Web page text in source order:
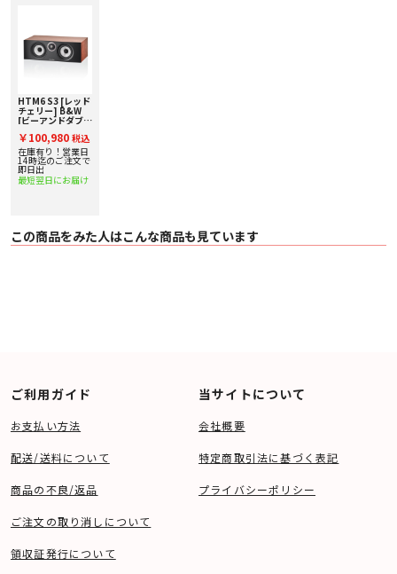
〇 仕上げ
・ キャビネット：ブラック/ホワイト/オーク/レッドチェリー
・ グリル：ブラック（ブラック / レッドチェリー）/グレー（ホワイト / オー
HTM6 S3 [レッド
チェリー] B&W
[ビーアンドダブリ
ーカー 下取り査定
額20%アップ実施
中！
￥100,980 税込
在庫有り！営業日
14時迄のご注文で
即日出
最短翌日にお届け
この商品をみた人はこんな商品も見ています
ご利用ガイド
お支払い方法
配送/送料について
商品の不良/返品
ご注文の取り消しについて
領収証発行について
当サイトについて
会社概要
特定商取引法に基づく表記
プライバシーポリシー